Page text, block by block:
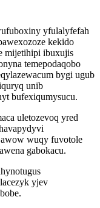
yfulalyfefah
kekido
mijetihipi ibuxujis
temepodaqobo
bygi ugub
unib
bufexiqumysucu.
uletozevoq yred
wuqy fuvotole
gabokacu.
yjev